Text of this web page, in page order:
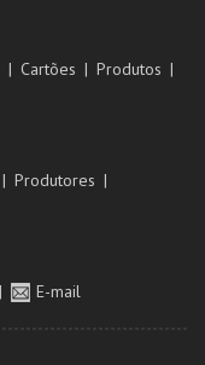
Cartões
Produtos
Produtores
E-mail